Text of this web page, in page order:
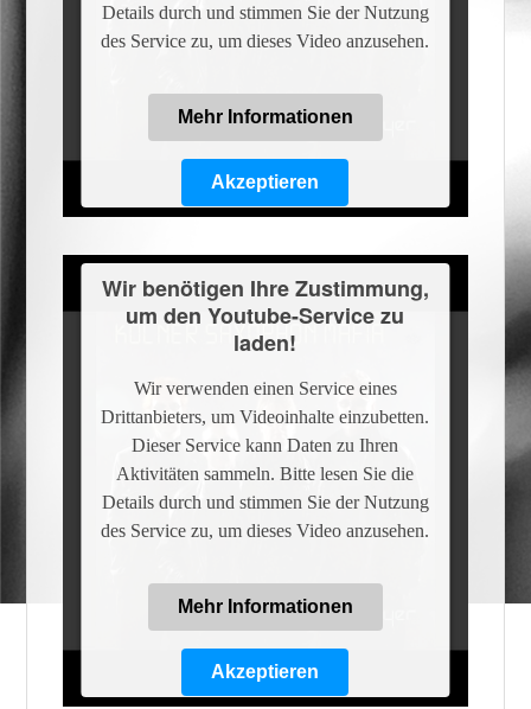
Details durch und stimmen Sie der Nutzung
des Service zu, um dieses Video anzusehen.
Mehr Informationen
Akzeptieren
Management Platform
Wir benötigen Ihre Zustimmung,
um den Youtube-Service zu
laden!
Wir verwenden einen Service eines
Drittanbieters, um Videoinhalte einzubetten.
Dieser Service kann Daten zu Ihren
Aktivitäten sammeln. Bitte lesen Sie die
Details durch und stimmen Sie der Nutzung
des Service zu, um dieses Video anzusehen.
Mehr Informationen
Akzeptieren